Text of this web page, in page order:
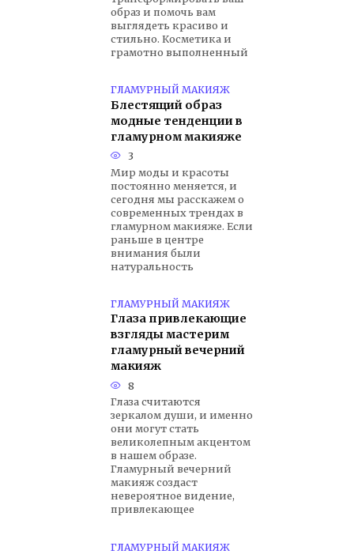
образ и помочь вам
выглядеть красиво и
стильно. Косметика и
грамотно выполненный
ГЛАМУРНЫЙ МАКИЯЖ
Блестящий образ
модные тенденции в
гламурном макияже
3
Мир моды и красоты
постоянно меняется, и
сегодня мы расскажем о
современных трендах в
гламурном макияже. Если
раньше в центре
внимания были
натуральность
ГЛАМУРНЫЙ МАКИЯЖ
Глаза привлекающие
взгляды мастерим
гламурный вечерний
макияж
8
Глаза считаются
зеркалом души, и именно
они могут стать
великолепным акцентом
в нашем образе.
Гламурный вечерний
макияж создаст
невероятное видение,
привлекающее
ГЛАМУРНЫЙ МАКИЯЖ